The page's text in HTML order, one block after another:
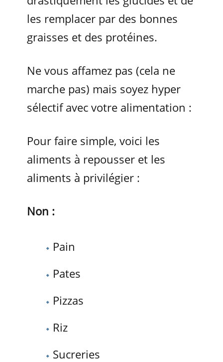
les remplacer par des bonnes
graisses et des protéines.
Ne vous affamez pas (cela ne
marche pas) mais soyez hyper
sélectif avec votre alimentation :
Pour faire simple, voici les
aliments à repousser et les
aliments à privilégier :
Non :
Pain
Pates
Pizzas
Riz
Sucreries